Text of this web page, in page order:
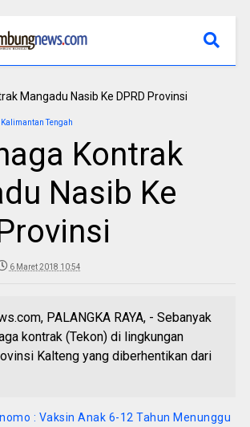
Kalimantan Tengah
Kontrak
Nasib Ke
6 Maret 2018 10:54
PALANGKA RAYA, - Sebanyak
kontrak (Tekon) di lingkungan
Kalteng yang diberhentikan dari
: Vaksin Anak 6-12 Tahun Menunggu